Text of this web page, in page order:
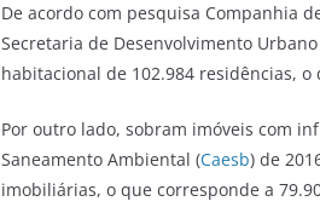
De acordo com pesquisa Companhia
Secretaria de Desenvolvimento
habitacional de 102.984 residências,
Por outro lado, sobram imóveis com
Saneamento Ambiental (Caesb) de
imobiliárias, o que corresponde a